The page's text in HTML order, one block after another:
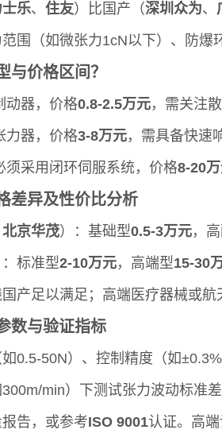
士乐、 住友）比国产（深圳众为、
围（如微张力1cN以下）、防
与价格区间？
动器，价格0.8-2.5万元，需关注
力器，价格3-8万元，需具备快速
须采用闭环伺服系统，价格8-20
差异及性价比分析
北京华茂）：基础型0.5-3万元，
：标准型2-10万元，高端型15-30
产足以满足；高端医疗器械或航
数与验证指标
0.5-50N）、控制精度（如
min）下测试张力波动标准
告，或参考ISO 9001认证。高